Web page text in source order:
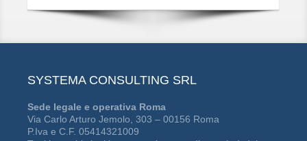
SYSTEMA CONSULTING SRL
rispettivi titolari.
Contattaci